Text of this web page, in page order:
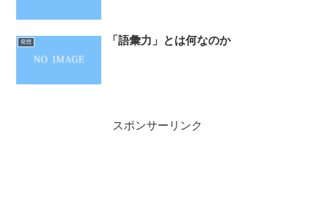
発想 「語彙力」とは何なのか
スポンサーリンク